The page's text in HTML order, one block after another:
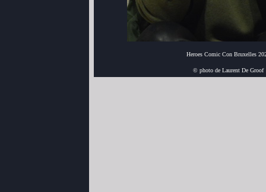
Heroes Comic Con Bruxelles
© photo de Laurent De Groof